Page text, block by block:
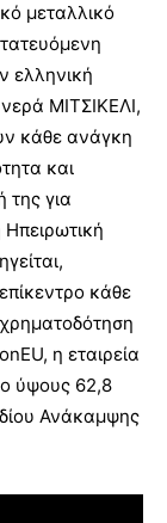
μεταλλικό
ελληνική
ΜΙΤΣΙΚΕΛΙ,
κάθε ανάγκη
και
της για
Ηπειρωτική
κάθε
η εταιρεία
ύψους 62,8
Ανάκαμψης